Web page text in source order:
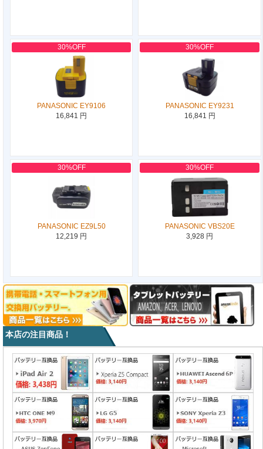
30%OFF
PANASONIC EY9106
16,841 円
30%OFF
PANASONIC EY9231
16,841 円
30%OFF
PANASONIC EZ9L50
12,219 円
30%OFF
PANASONIC VBS20E
3,928 円
本店の注目商品！